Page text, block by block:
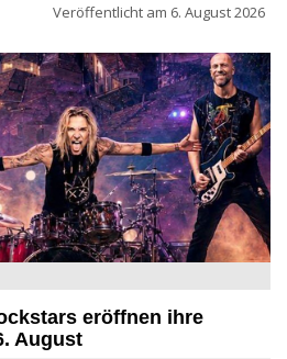
Veröffentlicht am 6. August 2026
Torresani im Summer Rock
eröffnen ihre
August